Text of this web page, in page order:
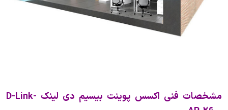
مشخصات فنی اکسس پوینت بیسیم دی لینک D-Link-